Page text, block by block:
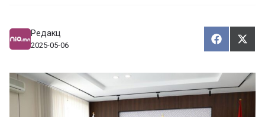
Редакц
2025-05-06
Х
у
а
л
Т
э
э
х